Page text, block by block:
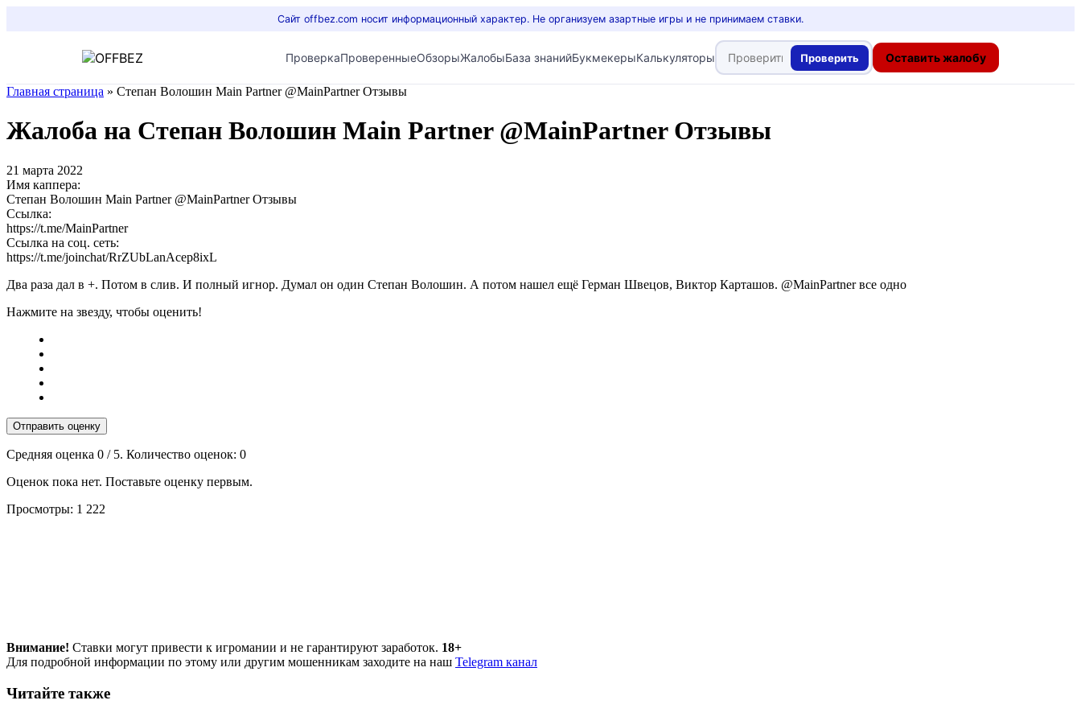
Сайт offbez.com носит информационный характер. Не организуем азартные игры и не принимаем ставки.
ПроверкаПроверенныеОбзорыЖалобыБаза знанийБукмекерыКалькуляторы Проверить Оставить жалобу
Главная страница » Степан Волошин Main Partner @MainPartner Отзывы
Жалоба на Степан Волошин Main Partner @MainPartner Отзывы
21 марта 2022
Имя каппера:
Степан Волошин Main Partner @MainPartner Отзывы
Ссылка:
https://t.me/MainPartner
Ссылка на соц. сеть:
https://t.me/joinchat/RrZUbLanAcep8ixL
Два раза дал в +. Потом в слив. И полный игнор. Думал он один Степан Волошин. А потом нашел ещё Герман Швецов, Виктор Карташов. @MainPartner все одно
Нажмите на звезду, чтобы оценить!
Отправить оценку
Средняя оценка 0 / 5. Количество оценок: 0
Оценок пока нет. Поставьте оценку первым.
Просмотры: 1 222
Внимание! Ставки могут привести к игромании и не гарантируют заработок. 18+
Для подробной информации по этому или другим мошенникам заходите на наш Telegram канал
Читайте также